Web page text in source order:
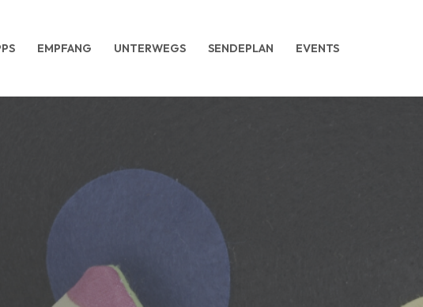
EMPFANG UNTERWEGS SENDEPLAN EVENTS